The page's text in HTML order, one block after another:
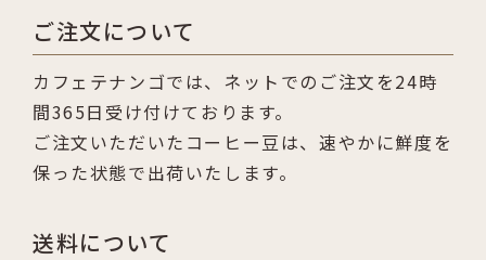
ご注文について
カフェテナンゴでは、ネットでのご注文を24時
間365日受け付けております。
ご注文いただいたコーヒー豆は、速やかに鮮度を
保った状態で出荷いたします。
送料について